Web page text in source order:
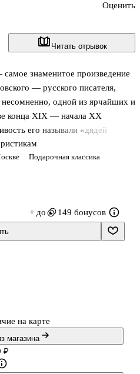
Читать отрывок
Подарочная классика
знаменитое произведение
— русского писателя,
одной из ярчайших и
конца XIX — начала XX
его называли «дядей
— «королем репортажа». С него
пишущих письмо
свидетельствам очевидца
Москвы, Подмосковья и русской
(1934) — это плод личного
Оценить
+ до 149 бонусов
на карте
магазина
₽